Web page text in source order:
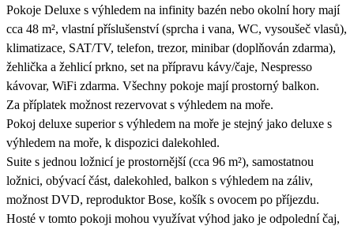
Pokoje Deluxe s výhledem na infinity bazén nebo okolní hory mají
cca 48 m², vlastní příslušenství (sprcha i vana, WC, vysoušeč vlasů),
klimatizace, SAT/TV, telefon, trezor, minibar (doplňován zdarma),
žehlička a žehlicí prkno, set na přípravu kávy/čaje, Nespresso
kávovar, WiFi zdarma. Všechny pokoje mají prostorný balkon.
Za příplatek možnost rezervovat s výhledem na moře.
Pokoj deluxe superior s výhledem na moře je stejný jako deluxe s
výhledem na moře, k dispozici dalekohled.
Suite s jednou ložnicí je prostornější (cca 96 m²), samostatnou
ložnici, obývací část, dalekohled, balkon s výhledem na záliv,
možnost DVD, reproduktor Bose, košík s ovocem po příjezdu.
Hosté v tomto pokoji mohou využívat výhod jako je odpolední čaj,